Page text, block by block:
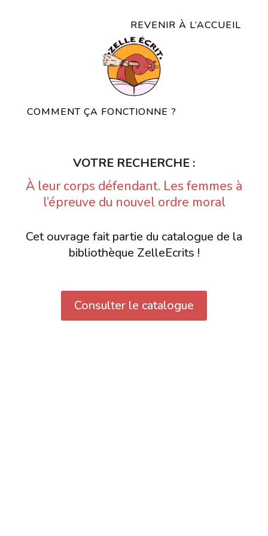
REVENIR À L’ACCUEIL
COMMENT ÇA FONCTIONNE ?
VOTRE RECHERCHE :
À leur corps défendant. Les femmes à
l’épreuve du nouvel ordre moral
Cet ouvrage fait partie du catalogue de la
bibliothèque ZelleEcrits !
Consulter le catalogue